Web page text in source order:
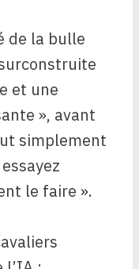
de la bulle
et une
», avant
simplement
le faire ».